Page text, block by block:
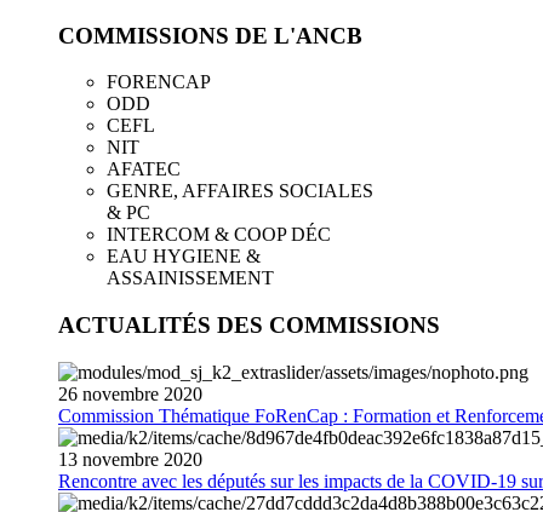
COMMISSIONS DE L'ANCB
FORENCAP
ODD
CEFL
NIT
AFATEC
GENRE, AFFAIRES SOCIALES
& PC
INTERCOM & COOP DÉC
EAU HYGIENE &
ASSAINISSEMENT
ACTUALITÉS DES COMMISSIONS
26 novembre 2020
Commission Thématique FoRenCap : Formation et
13 novembre 2020
Rencontre avec les députés sur les impacts de la COVID-19